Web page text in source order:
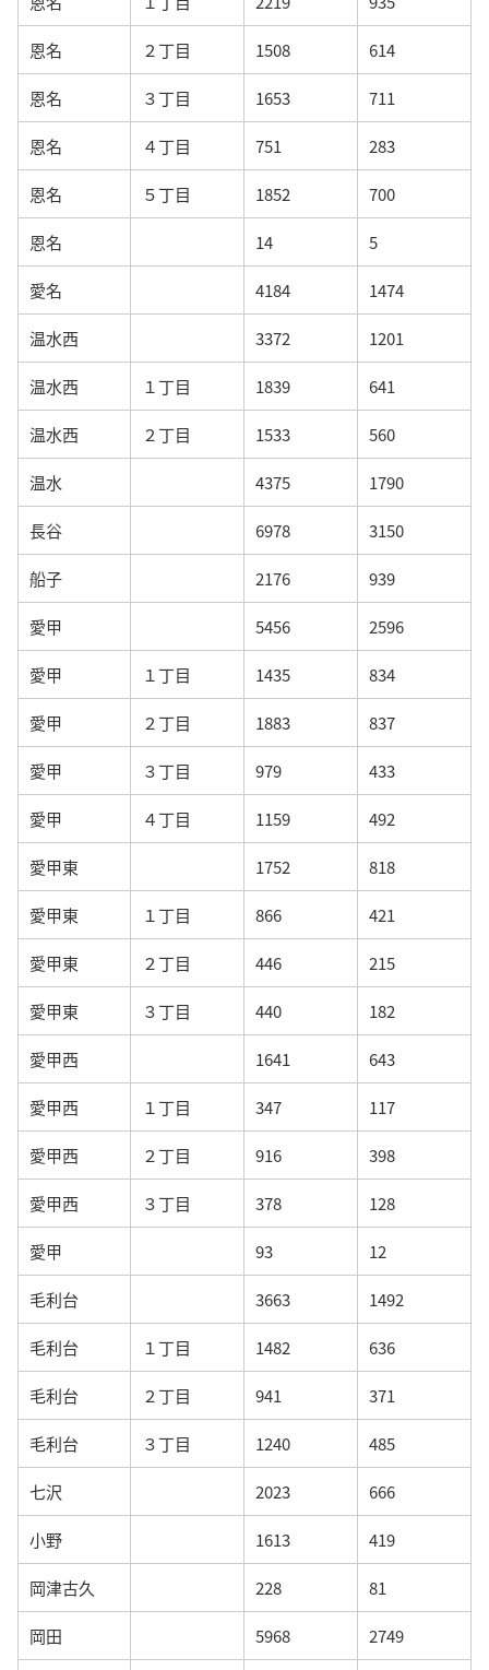
恩名 ２丁目 1508 614
恩名 ３丁目 1653 711
恩名 ４丁目 751 283
恩名 ５丁目 1852 700
恩名 14 5
愛名 4184 1474
温水西 3372 1201
温水西 １丁目 1839 641
温水西 ２丁目 1533 560
温水 4375 1790
長谷 6978 3150
船子 2176 939
愛甲 5456 2596
愛甲 １丁目 1435 834
愛甲 ２丁目 1883 837
愛甲 ３丁目 979 433
愛甲 ４丁目 1159 492
愛甲東 1752 818
愛甲東 １丁目 866 421
愛甲東 ２丁目 446 215
愛甲東 ３丁目 440 182
愛甲西 1641 643
愛甲西 １丁目 347 117
愛甲西 ２丁目 916 398
愛甲西 ３丁目 378 128
愛甲 93 12
毛利台 3663 1492
毛利台 １丁目 1482 636
毛利台 ２丁目 941 371
毛利台 ３丁目 1240 485
七沢 2023 666
小野 1613 419
岡津古久 228 81
岡田 5968 2749